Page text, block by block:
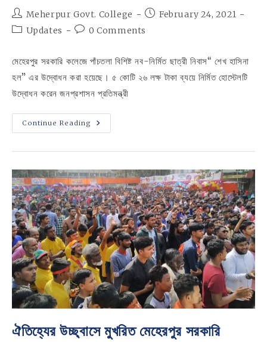
Post
author:
Meherpur Govt. College
PostFebruary 24, 2021
PostUpdates
Post0 Comments
মেহেরপুর সরকারি কলেজে পাঁচতলা বিশিষ্ট নব-নির্মিত ছাত্রী নিবাস“ শেখ হাসিনা
হল” এর উদ্বোধন করা হয়েছে। ৫ কোটি ২৬ লক্ষ টাকা ব্যয়ে নির্মিত হোস্টেলটি
উদ্বোধন করেন জনপ্রশাসন প্রতিমন্ত্রী
Continue Reading মেহেরপুর
সরকারি
শেখ
উদ্বোধন
ঐতিহ্যের উচ্ছ্বাসে মুখরিত মেহেরপুর সরকারি